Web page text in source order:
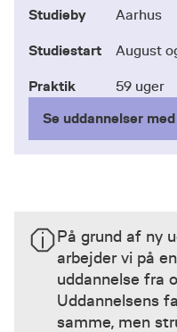
Studieby Aarhus
Studiestart August
Praktik 59 uger
Se uddannelser
På grund af ny
arbejder vi på
uddannelse fra
Uddannelsens
samme, men